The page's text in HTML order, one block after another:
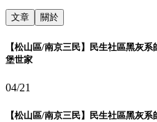
文章 關於
【松山區/南京三民】民生社區黑灰
堡世家
04/21
【松山區/南京三民】民生社區黑灰